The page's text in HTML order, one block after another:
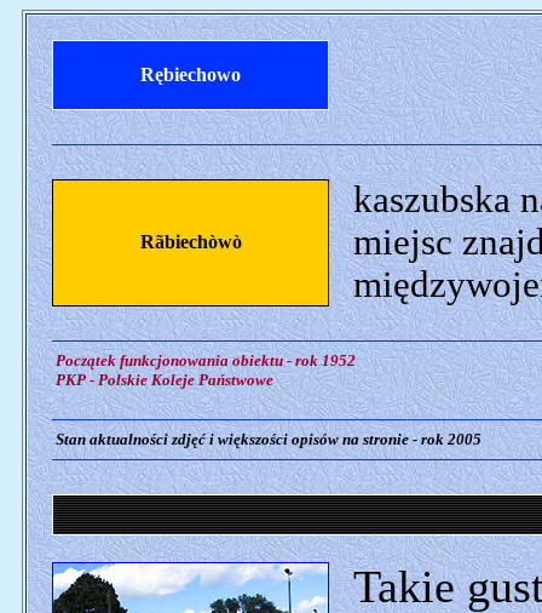
Rębiechowo
Rãbiechòwò
kaszubska
miejsc
Początek funkcjonowania obiektu - rok 1952
PKP - Polskie Koleje Państwowe
Stan aktualności zdjęć i większości opisów na stronie - rok 2005
Takie